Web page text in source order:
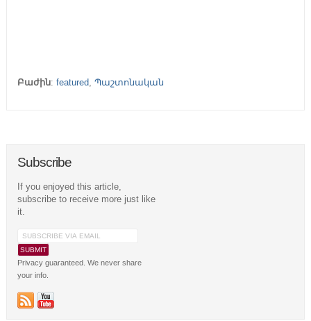
Բաժին: featured, Պաշտոնական
Subscribe
If you enjoyed this article,
subscribe to receive more just like
it.
Privacy guaranteed. We never share
your info.